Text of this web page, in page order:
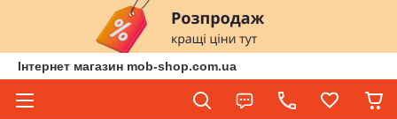
Інтернет магазин mob-shop.com.ua